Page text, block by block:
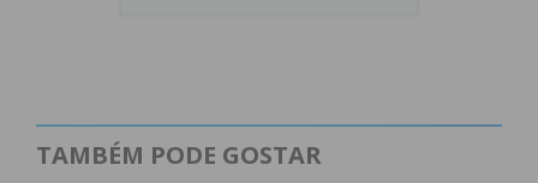
a obrigatoriedade de estes procederem a cortes
financeiros internos, sob o risco de em curto
TAMBÉM PODE GOSTAR